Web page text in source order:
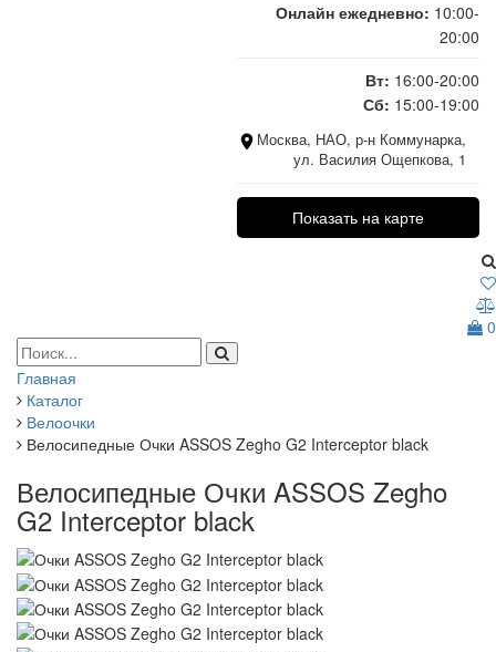
Онлайн ежедневно: 10:00-
20:00
Вт: 16:00-20:00
Сб: 15:00-19:00
Москва, НАО, р-н Коммунарка,
ул. Василия Ощепкова, 1
Показать на карте
0
Главная
Каталог
Велоочки
Велосипедные Очки ASSOS Zegho G2 Interceptor black
Велосипедные Очки ASSOS Zegho
G2 Interceptor black